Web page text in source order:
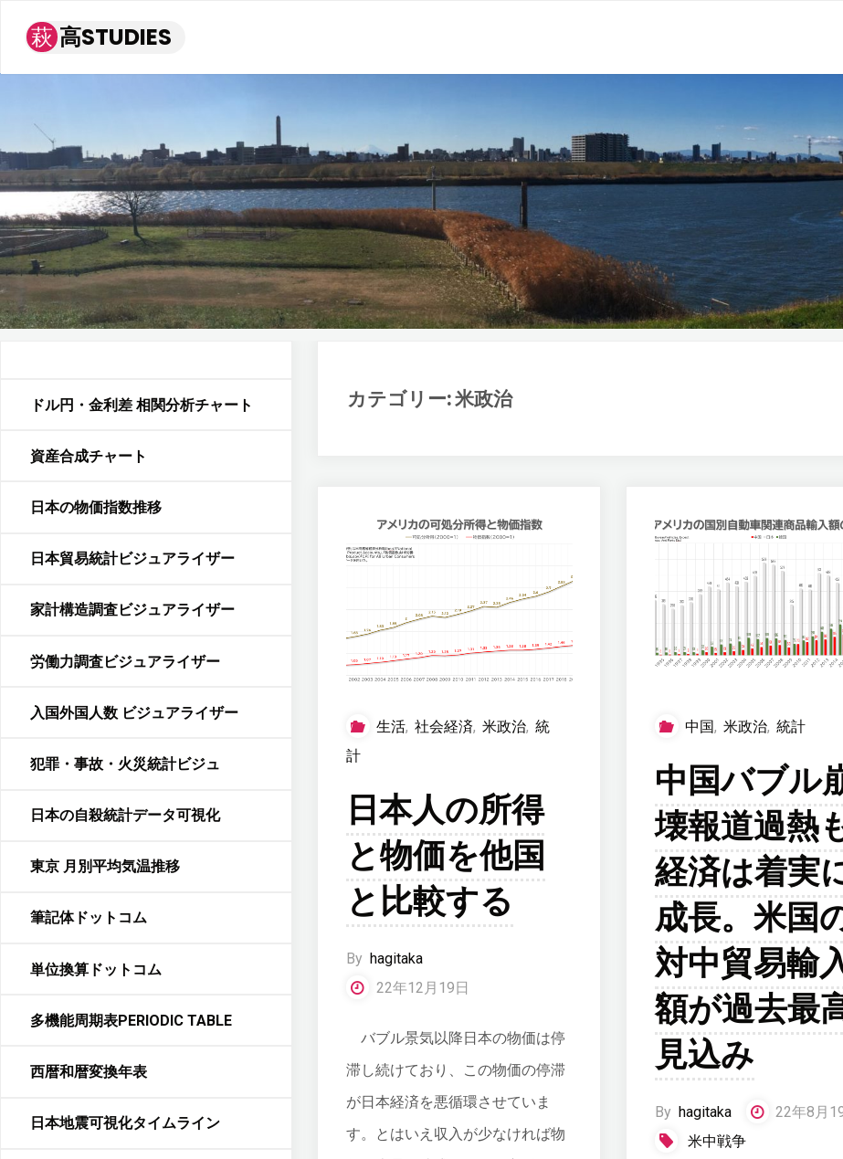
テ
へ
キ
ッ
プ
萩 高STUDIES
カテゴリー:米政治
生活, 社会経済, 米政治, 統
計
日本人の所得
と物価を他国
と比較する
By hagitaka
22年12月19日
バブル景気以降日本の物価は停
滞し続けており、この物価の停滞
が日本経済を悪循環させていま
す。とはいえ収入が少なければ物
中国, 米政治, 統計
中国バブル
壊報道過熱
経済は着実
成長。米国
対中貿易輸
額が過去最
見込み
By hagitaka
22年8月
米中戦争
ドル円・金利差 相関分析チャート
資産合成チャート
日本の物価指数推移
日本貿易統計ビジュアライザー
家計構造調査ビジュアライザー
労働力調査ビジュアライザー
入国外国人数 ビジュアライザー
犯罪・事故・火災統計ビジュ
日本の自殺統計データ可視化
東京 月別平均気温推移
筆記体ドットコム
単位換算ドットコム
多機能周期表PERIODIC TABLE
西暦和暦変換年表
日本地震可視化タイムライン